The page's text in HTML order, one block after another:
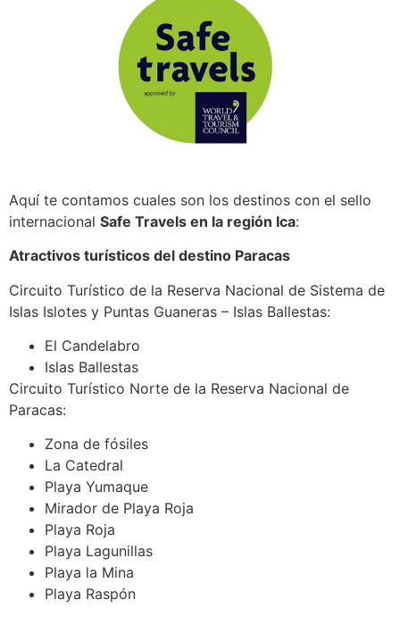
Aquí te contamos cuales son los destinos con el sello
internacional Safe Travels en la región Ica:
Atractivos turísticos del destino Paracas
Circuito Turístico de la Reserva Nacional de Sistema de
Islas Islotes y Puntas Guaneras – Islas Ballestas:
El Candelabro
Islas Ballestas
Circuito Turístico Norte de la Reserva Nacional de
Paracas:
Zona de fósiles
La Catedral
Playa Yumaque
Mirador de Playa Roja
Playa Roja
Playa Lagunillas
Playa la Mina
Playa Raspón